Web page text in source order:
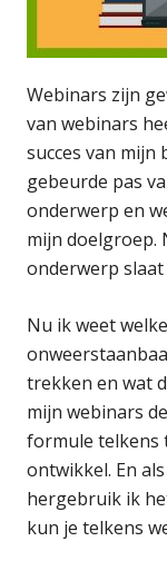
Webinars zijn
van webinars
succes van mijn
gebeurde pas
onderwerp en
mijn doelgroep.
onderwerp
Nu ik weet
trekken en wat
mijn webinars
formule telkens
ontwikkel. En
hergebruik ik
kun je telkens